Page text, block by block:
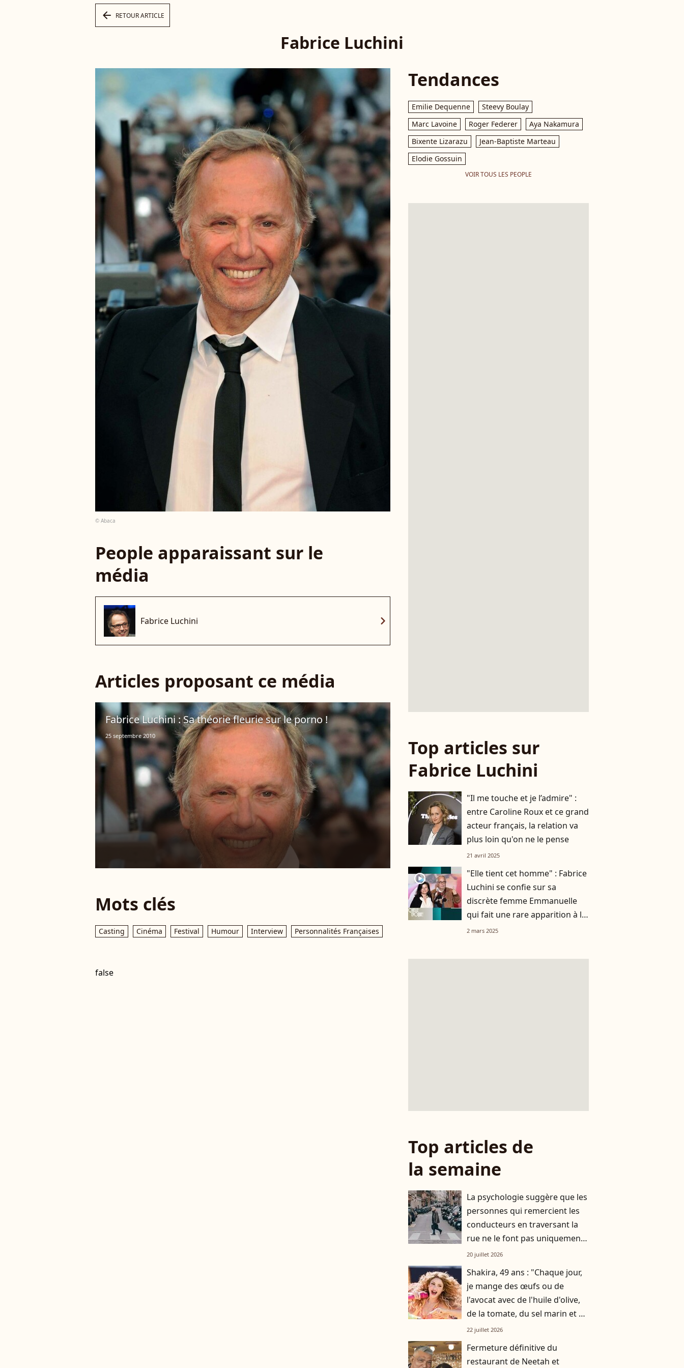
arrow_left RETOUR ARTICLE
Fabrice Luchini
© Abaca
People apparaissant sur le
média
Fabrice Luchini chevron_right
Articles proposant ce média
Fabrice Luchini : Sa théorie fleurie sur le porno !
25 septembre 2010
Mots clés
Casting Cinéma Festival Humour Interview Personnalités Françaises
false
Tendances
Emilie Dequenne
Steevy Boulay
Marc Lavoine
Roger Federer
Aya Nakamura
Bixente Lizarazu
Jean-Baptiste Marteau
Elodie Gossuin
VOIR TOUS LES PEOPLE
Top articles sur
Fabrice Luchini
"Il me touche et je l’admire" :
entre Caroline Roux et ce grand
acteur français, la relation va
plus loin qu'on ne le pense
21 avril 2025
player2
"Elle tient cet homme" : Fabrice
Luchini se confie sur sa
discrète femme Emmanuelle
qui fait une rare apparition à la
télé, elle n’en avait pourtant pas
2 mars 2025
Top articles de
la semaine
La psychologie suggère que les
personnes qui remercient les
conducteurs en traversant la
rue ne le font pas uniquement
par gratitude
20 juillet 2026
Shakira, 49 ans : "Chaque jour,
je mange des œufs ou de
l'avocat avec de l'huile d'olive,
de la tomate, du sel marin et un
smoothie"
22 juillet 2026
Fermeture définitive du
restaurant de Neetah et